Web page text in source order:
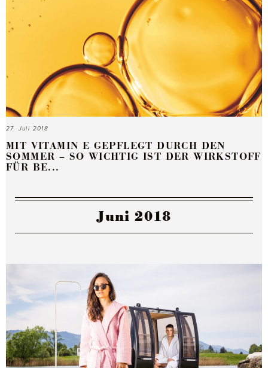
27. Juli 2018
MIT VITAMIN E GEPFLEGT DURCH DEN
SOMMER – SO WICHTIG IST DER WIRKSTOFF
FÜR BE...
Juni 2018